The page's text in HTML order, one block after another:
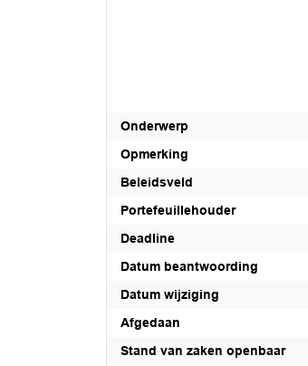
Onderwerp
Opmerking
Beleidsveld
Portefeuillehouder
Deadline
Datum beantwoording
Datum wijziging
Afgedaan
Stand van zaken openbaar